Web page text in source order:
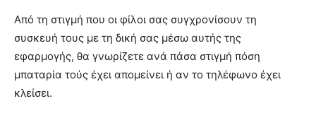
Από τη στιγμή που οι φίλοι σας συγχρονίσουν τη
συσκευή τους με τη δική σας μέσω αυτής της
εφαρμογής, θα γνωρίζετε ανά πάσα στιγμή πόση
μπαταρία τούς έχει απομείνει ή αν το τηλέφωνο έχει
κλείσει.